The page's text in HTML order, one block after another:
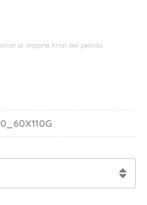
el importe final del pedido.